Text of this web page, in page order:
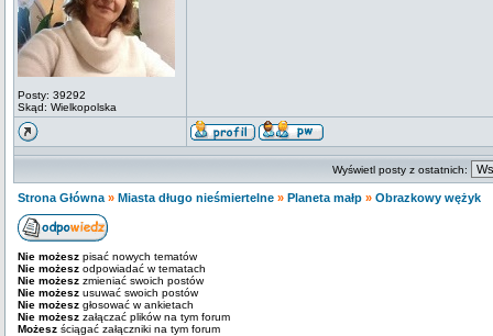
Posty: 39292
Skąd: Wielkopolska
Wyświetl posty z ostatnich:
Strona Główna » Miasta długo nieśmiertelne » Planeta małp » Obrazkowy wężyk
Nie możesz pisać nowych tematów
Nie możesz odpowiadać w tematach
Nie możesz zmieniać swoich postów
Nie możesz usuwać swoich postów
Nie możesz głosować w ankietach
Nie możesz załączać plików na tym forum
Możesz ściągać załączniki na tym forum